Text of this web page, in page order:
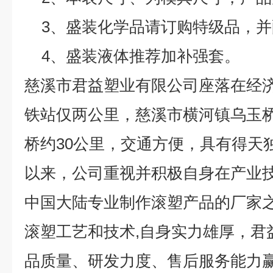
3、盛装化学品请订购特级品，
4、盛装液体推荐加补强套。
慈溪市君益塑业有限公司座落在经
铁站仅两公里，慈溪市横河镇乌玉
桥约30公里，交通方便，具有得天
以来，公司重视并积极自身在产业
中国大陆专业制作滚塑产品的厂家
滚塑工艺和技术,自身实力雄厚，
品质量、研发力度、售后服务能力